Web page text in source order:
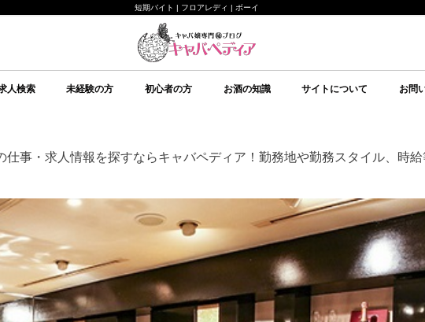
短期バイト | フロアレディ | ボーイ
人検索 未経験の方 初心者の方 お酒の知識 サイトについて お問
事・求人情報を探すならキャバペディア！勤務地や勤務スタイル、時